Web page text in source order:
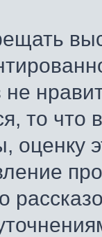
не
то что
оценку